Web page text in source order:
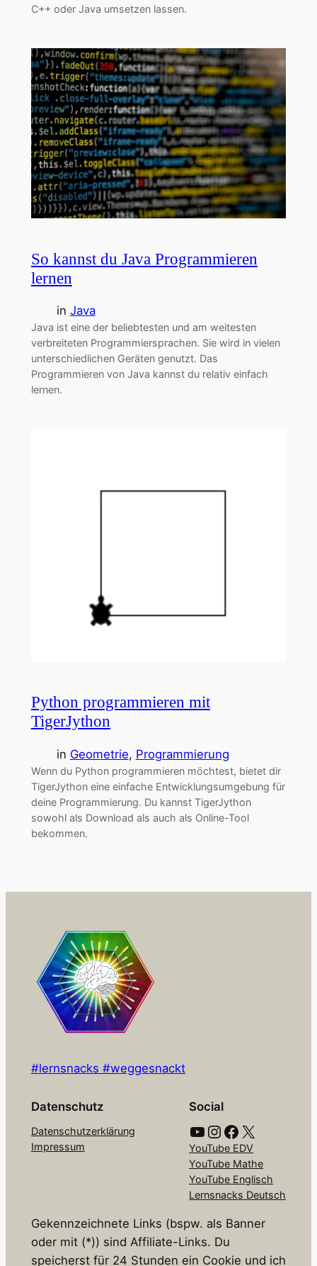
C++ oder Java umsetzen lassen.
So kannst du Java Programmieren
lernen
in Java
Java ist eine der beliebtesten und am weitesten
verbreiteten Programmiersprachen. Sie wird in vielen
unterschiedlichen Geräten genutzt. Das
Programmieren von Java kannst du relativ einfach
lernen.
Python programmieren mit
TigerJython
in Geometrie, Programmierung
Wenn du Python programmieren möchtest, bietet dir
TigerJython eine einfache Entwicklungsumgebung für
deine Programmierung. Du kannst TigerJython
sowohl als Download als auch als Online-Tool
bekommen.
#lernsnacks #weggesnackt
Datenschutz
Datenschutzerklärung
Impressum
Social
YouTube Instagram Facebook X
YouTube EDV
YouTube Mathe
YouTube Englisch
Lernsnacks Deutsch
Gekennzeichnete Links (bspw. als Banner
oder mit (*)) sind Affiliate-Links. Du
speicherst für 24 Stunden ein Cookie und ich